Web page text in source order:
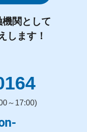
関として
します！
～17:00)